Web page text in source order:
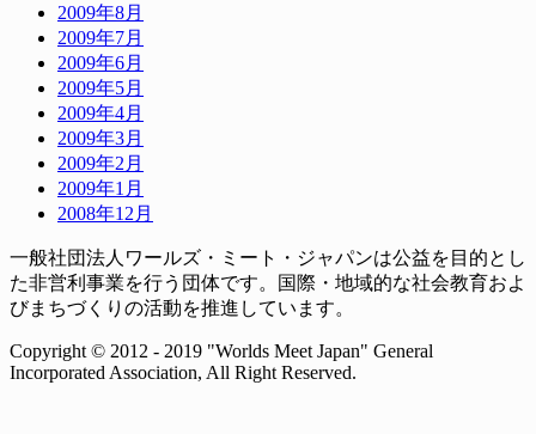
2009年8月
2009年7月
2009年6月
2009年5月
2009年4月
2009年3月
2009年2月
2009年1月
2008年12月
一般社団法人ワールズ・ミート・ジャパンは公益を目的とし
た非営利事業を行う団体です。国際・地域的な社会教育およ
びまちづくりの活動を推進しています。
Copyright © 2012 - 2019 "Worlds Meet Japan" General
Incorporated Association, All Right Reserved.